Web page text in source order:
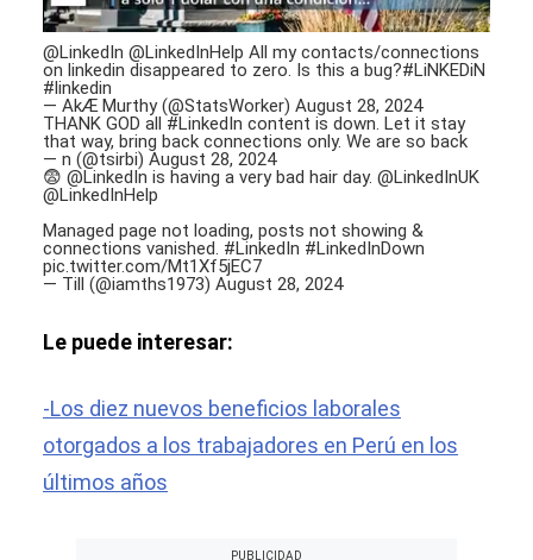
@LinkedIn @LinkedInHelp All my contacts/connections
on linkedin disappeared to zero. Is this a bug?#LiNKEDiN
#linkedin
— AkÆ Murthy (@StatsWorker) August 28, 2024
THANK GOD all #LinkedIn content is down. Let it stay
that way, bring back connections only. We are so back
— n (@tsirbi) August 28, 2024
😨 @LinkedIn is having a very bad hair day. @LinkedInUK
@LinkedInHelp
Managed page not loading, posts not showing &
connections vanished. #LinkedIn #LinkedInDown
pic.twitter.com/Mt1Xf5jEC7
— Till (@iamths1973) August 28, 2024
Le puede interesar:
-Los diez nuevos beneficios laborales
otorgados a los trabajadores en Perú en los
últimos años